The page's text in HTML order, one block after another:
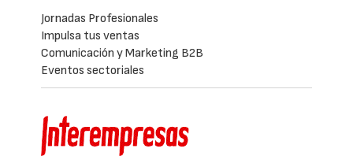
Jornadas Profesionales
Impulsa tus ventas
Comunicación y Marketing B2B
Eventos sectoriales